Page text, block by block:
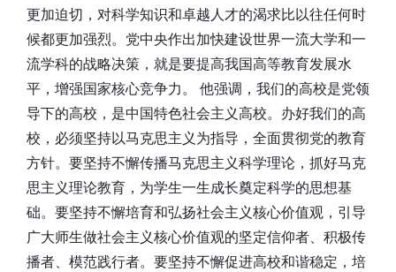
更加迫切，对科学知识和卓越人才的渴求比以往任何时
候都更加强烈。党中央作出加快建设世界一流大学和一
流学科的战略决策，就是要提高我国高等教育发展水
平，增强国家核心竞争力。 他强调，我们的高校是党领
导下的高校，是中国特色社会主义高校。办好我们的高
校，必须坚持以马克思主义为指导，全面贯彻党的教育
方针。要坚持不懈传播马克思主义科学理论，抓好马克
思主义理论教育，为学生一生成长奠定科学的思想基
础。要坚持不懈培育和弘扬社会主义核心价值观，引导
广大师生做社会主义核心价值观的坚定信仰者、积极传
播者、模范践行者。要坚持不懈促进高校和谐稳定，培